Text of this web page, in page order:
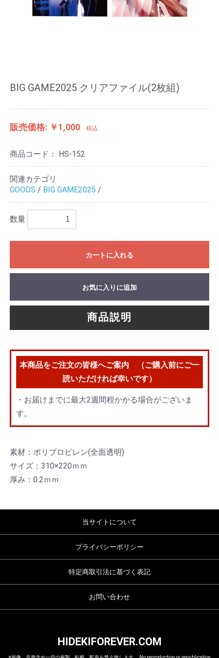
BIG GAME2025 クリアファイル(2枚組)
販売価格: ￥1,000 税込
商品コード： HS-152
関連カテゴリ
GOODS / BIG GAME2025 /
数量
カートに入れる
お気に入りに追加
商品説明
本商品をご注文の皆様へご案内 （ご購入前にご一
読いただければ幸いです）
・お届けまでに最大2週間程かかる場合がございま
す。
素材：ポリプロピレン(全面透明)
サイズ：310×220ｍｍ
厚み：0.2ｍｍ
当サイトについて
プライバシーポリシー
特定商取引法に基づく表記
お問い合わせ
HIDEKIFOREVER.COM